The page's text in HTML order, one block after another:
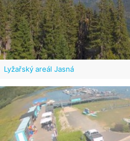
Lyžařský areál Jasná